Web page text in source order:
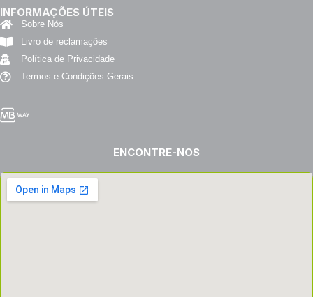
INFORMAÇÕES ÚTEIS
Sobre Nós
Livro de reclamações
Política de Privacidade
Termos e Condições Gerais
ENCONTRE-NOS